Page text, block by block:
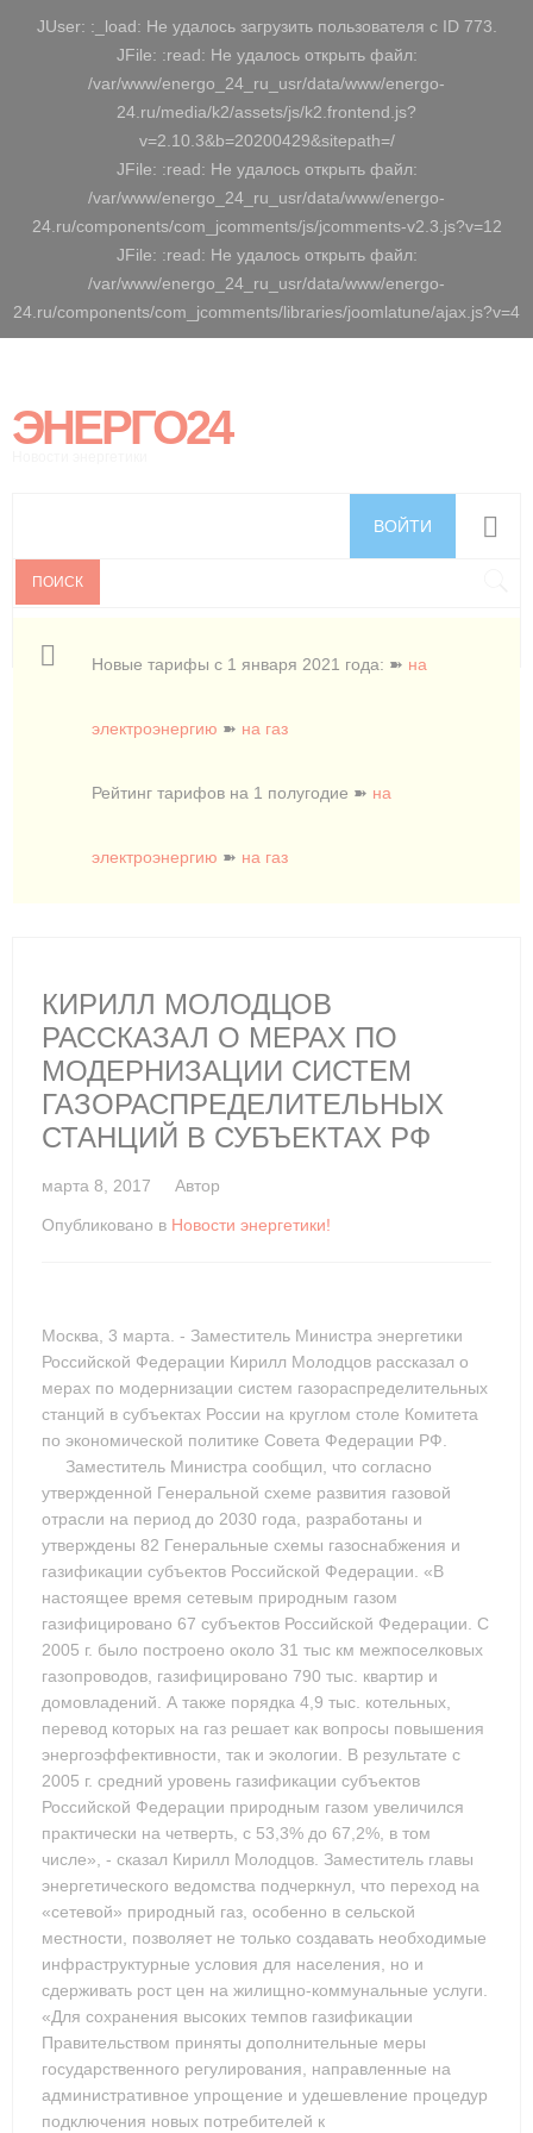
JUser: :_load: Не удалось загрузить пользователя с ID 773.
JFile: :read: Не удалось открыть файл:
/var/www/energo_24_ru_usr/data/www/energo-
24.ru/media/k2/assets/js/k2.frontend.js?
v=2.10.3&b=20200429&sitepath=/
JFile: :read: Не удалось открыть файл:
/var/www/energo_24_ru_usr/data/www/energo-
24.ru/components/com_jcomments/js/jcomments-v2.3.js?v=12
JFile: :read: Не удалось открыть файл:
/var/www/energo_24_ru_usr/data/www/energo-
24.ru/components/com_jcomments/libraries/joomlatune/ajax.js?v=4
ЭНЕРГО24
ВОЙТИ
Новые тарифы с 1 января 2021 года: ➽ на
электроэнергию ➽ на газ
Рейтинг тарифов на 1 полугодие ➽ на
электроэнергию ➽ на газ
ПОИСК
КИРИЛЛ МОЛОДЦОВ
РАССКАЗАЛ О МЕРАХ ПО
МОДЕРНИЗАЦИИ СИСТЕМ
ГАЗОРАСПРЕДЕЛИТЕЛЬНЫХ
СТАНЦИЙ В СУБЪЕКТАХ РФ
марта 8, 2017 Автор
Опубликовано в Новости энергетики!
Москва, 3 марта. - Заместитель Министра энергетики
Российской Федерации Кирилл Молодцов рассказал о
мерах по модернизации систем газораспределительных
станций в субъектах России на круглом столе Комитета
по экономической политике Совета Федерации РФ.
Заместитель Министра сообщил, что согласно
утвержденной Генеральной схеме развития газовой
отрасли на период до 2030 года, разработаны и
утверждены 82 Генеральные схемы газоснабжения и
газификации субъектов Российской Федерации. «В
настоящее время сетевым природным газом
газифицировано 67 субъектов Российской Федерации. С
2005 г. было построено около 31 тыс км межпоселковых
газопроводов, газифицировано 790 тыс. квартир и
домовладений. А также порядка 4,9 тыс. котельных,
перевод которых на газ решает как вопросы повышения
энергоэффективности, так и экологии. В результате с
2005 г. средний уровень газификации субъектов
Российской Федерации природным газом увеличился
практически на четверть, с 53,3% до 67,2%, в том
числе», - сказал Кирилл Молодцов. Заместитель главы
энергетического ведомства подчеркнул, что переход на
«сетевой» природный газ, особенно в сельской
местности, позволяет не только создавать необходимые
инфраструктурные условия для населения, но и
сдерживать рост цен на жилищно-коммунальные услуги.
«Для сохранения высоких темпов газификации
Правительством приняты дополнительные меры
государственного регулирования, направленные на
административное упрощение и удешевление процедур
подключения новых потребителей к